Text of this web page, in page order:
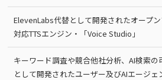
ElevenLabs代替として開発されたオープ
対応TTSエンジン・「Voice Studio」
キーワード調査や競合他社分析、AI検索
として開発されたユーザー及びAIエージ